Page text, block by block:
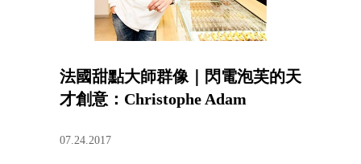
法國甜點大師群像｜閃電泡芙的天
才創意：Christophe Adam
07.24.2017